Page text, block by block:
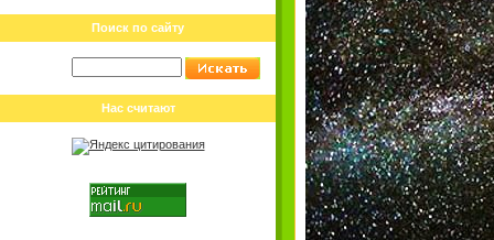
Поиск по сайту
Нас считают